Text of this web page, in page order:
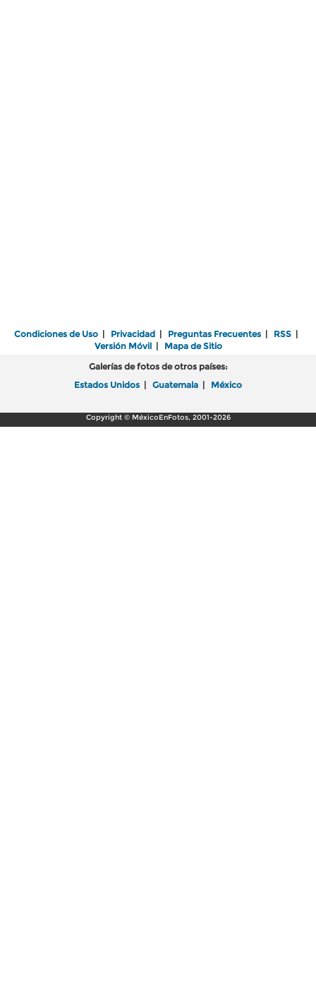
Condiciones de Uso | Privacidad | Preguntas Frecuentes | RSS |
Versión Móvil| Mapa de Sitio
Galerías de fotos de otros países:
Estados Unidos | Guatemala | México
Copyright © MéxicoEnFotos, 2001-2026